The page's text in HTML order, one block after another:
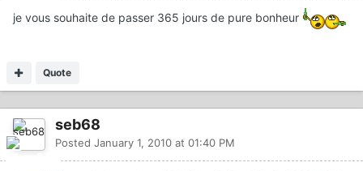
je vous souhaite de passer 365 jours de pure bonheur
Quote
seb68
Posted January 1, 2010 at 01:40 PM